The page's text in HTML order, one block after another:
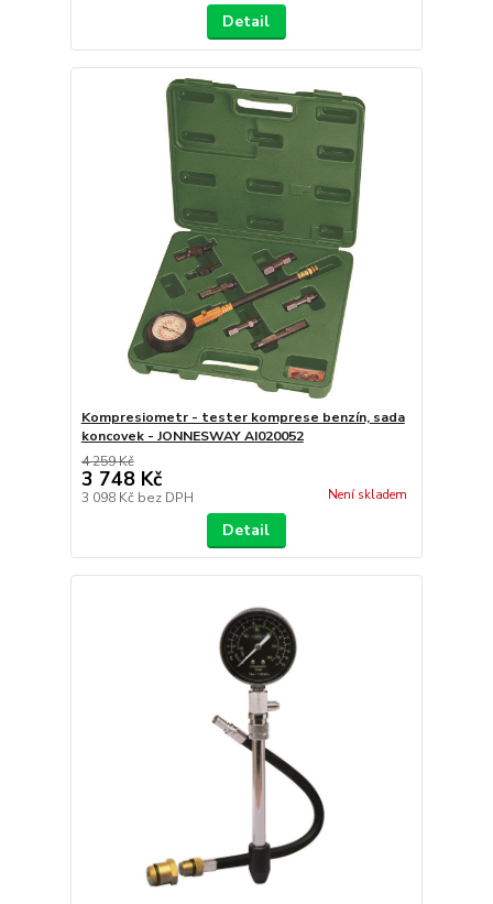
Detail
Kompresiometr - tester komprese benzín, sada
koncovek - JONNESWAY AI020052
4 259 Kč
3 748 Kč
3 098 Kč bez DPH Není skladem
Detail